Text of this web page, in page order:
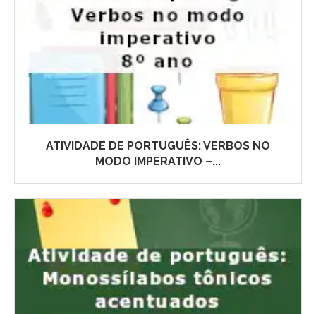
ATIVIDADE DE PORTUGUÊS: VERBOS NO
MODO IMPERATIVO –...